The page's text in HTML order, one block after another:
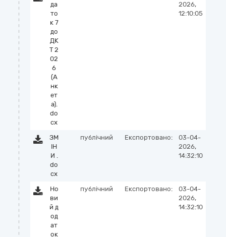
да
то
к 7
до
ДК
Т 2
02
6
(А
нк
ет
а).
do
cx
2026,
12:10:05
ЗМ
ІН
И .
do
cx
публічний Експортовано:
03-04-
2026,
14:32:10
Но
ви
й д
од
ат
ок
публічний Експортовано:
03-04-
2026,
14:32:10